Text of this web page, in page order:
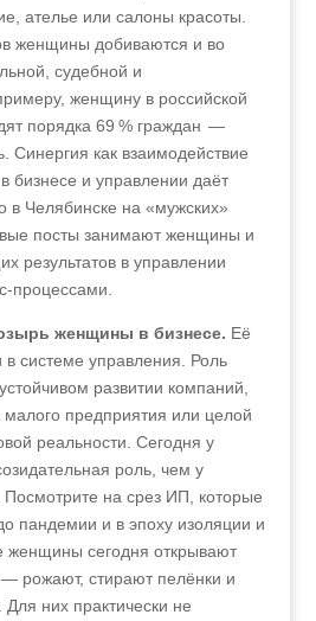
ателье или салоны красоты.
женщины добиваются и во
судебной и
женщину в российской
порядка 69 % граждан —
Синергия как взаимодействие
бизнесе и управлении даёт
в Челябинске на «мужских»
посты занимают женщины и
результатов в управлении
процессами.
женщины в бизнесе. Её
в системе управления. Роль
развитии компаний,
малого предприятия или целой
реальности. Сегодня у
роль, чем у
на срез ИП, которые
пандемии и в эпоху изоляции и
женщины сегодня открывают
рожают, стирают пелёнки и
них практически не